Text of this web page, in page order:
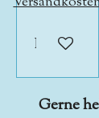
In den
Gerne